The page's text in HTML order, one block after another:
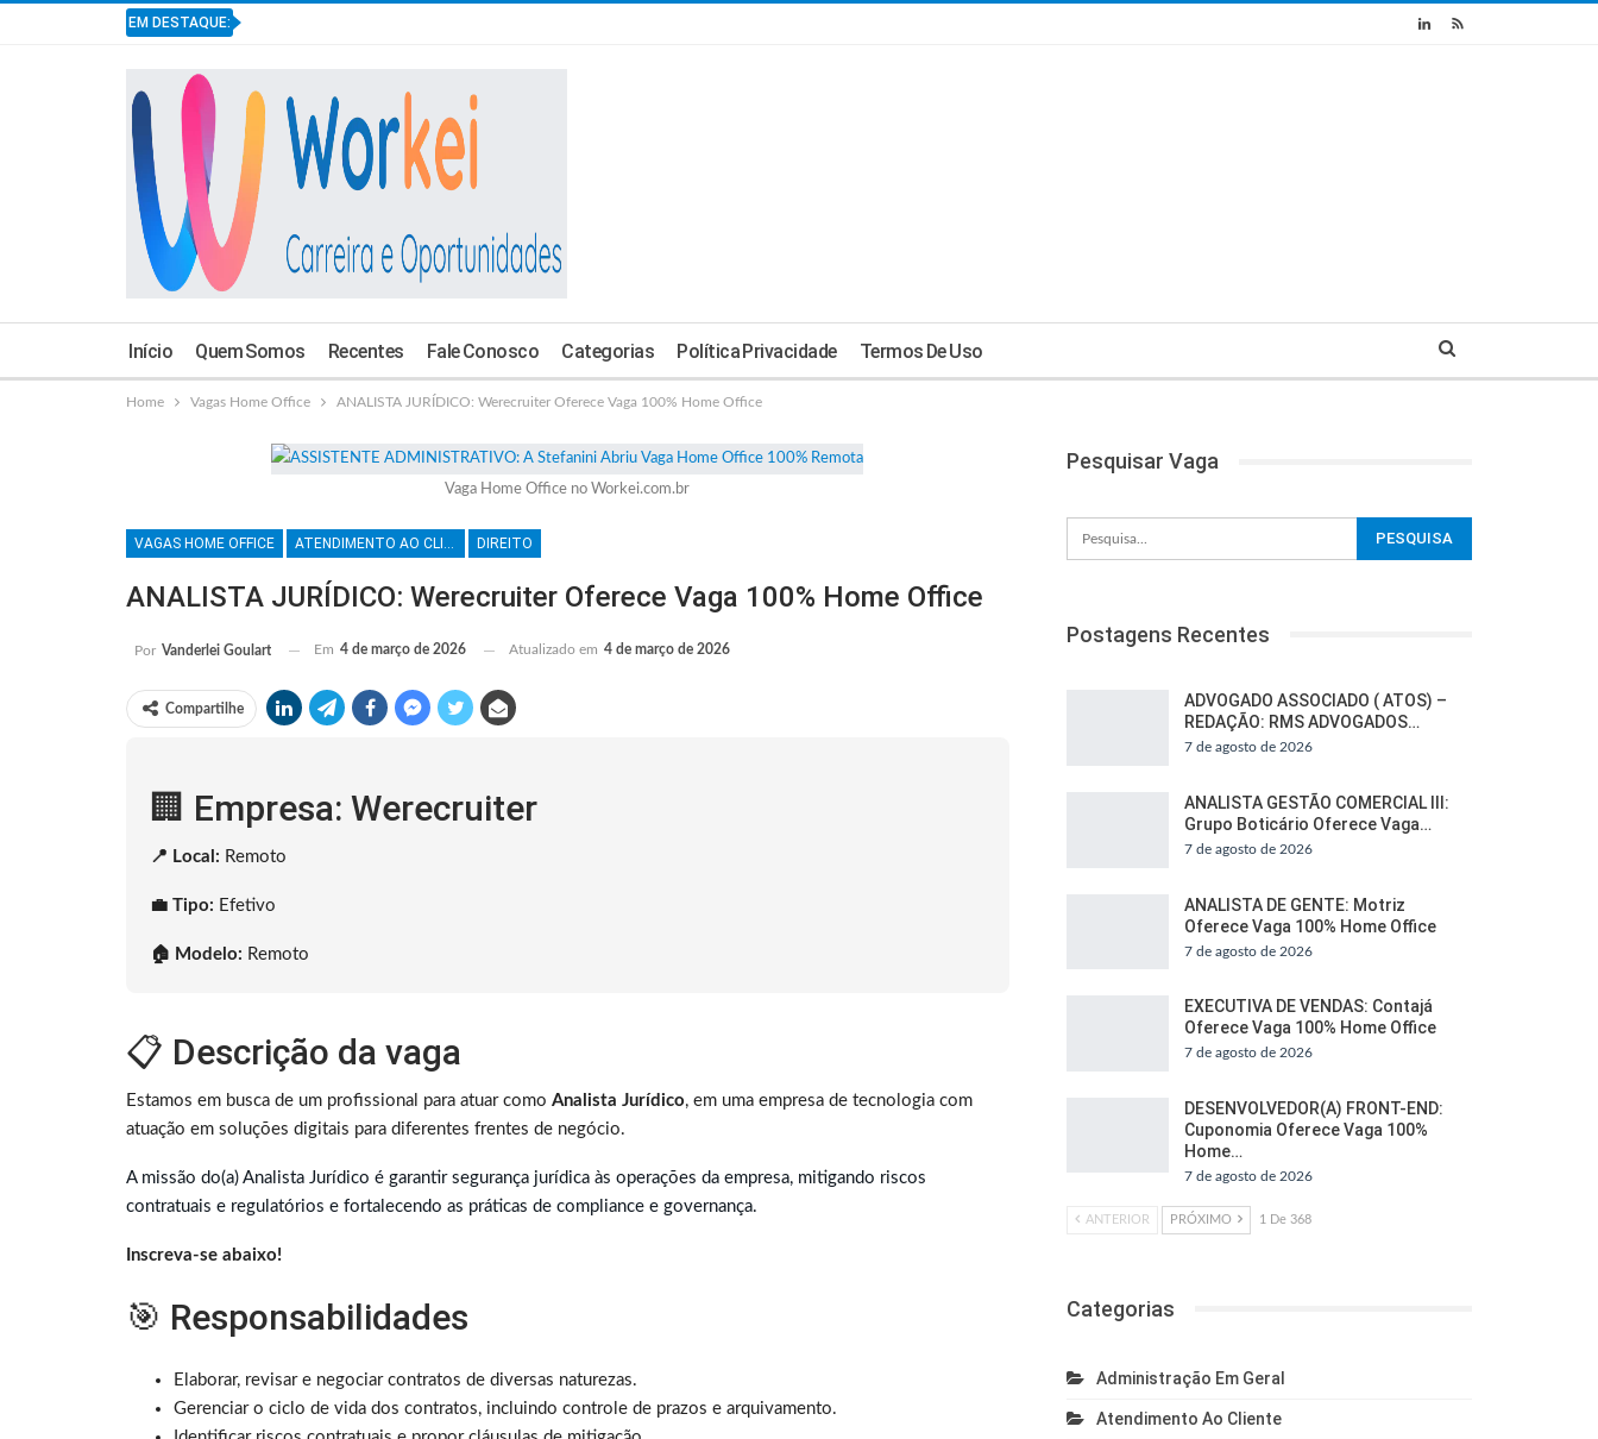
EM DESTAQUE:
Início Quem Somos Recentes Fale Conosco Categorias Política Privacidade Termos De Uso
Home Vagas Home Office ANALISTA JURÍDICO: Werecruiter Oferece Vaga 100% Home Office
Vaga Home Office no Workei.com.br
VAGAS HOME OFFICE ATENDIMENTO AO CLIENTE DIREITO
ANALISTA JURÍDICO: Werecruiter Oferece Vaga 100% Home Office
Por Vanderlei Goulart Em 4 de março de 2026 Atualizado em 4 de março de 2026
Compartilhe
🏢 Empresa: Werecruiter
📍 Local: Remoto
💼 Tipo: Efetivo
🏠 Modelo: Remoto
📋 Descrição da vaga
Estamos em busca de um profissional para atuar como Analista Jurídico, em uma empresa de tecnologia com
atuação em soluções digitais para diferentes frentes de negócio.
A missão do(a) Analista Jurídico é garantir segurança jurídica às operações da empresa, mitigando riscos
contratuais e regulatórios e fortalecendo as práticas de compliance e governança.
Inscreva-se abaixo!
🎯 Responsabilidades
Elaborar, revisar e negociar contratos de diversas naturezas.
Gerenciar o ciclo de vida dos contratos, incluindo controle de prazos e arquivamento.
Pesquisar Vaga
Postagens Recentes
ADVOGADO ASSOCIADO ( ATOS) –
REDAÇÃO: RMS ADVOGADOS…
7 de agosto de 2026
ANALISTA GESTÃO COMERCIAL III:
Grupo Boticário Oferece Vaga…
7 de agosto de 2026
ANALISTA DE GENTE: Motriz
Oferece Vaga 100% Home Office
7 de agosto de 2026
EXECUTIVA DE VENDAS: Contajá
Oferece Vaga 100% Home Office
7 de agosto de 2026
DESENVOLVEDOR(A) FRONT-END:
Cuponomia Oferece Vaga 100%
Home…
7 de agosto de 2026
ANTERIOR PRÓXIMO 1 De 368
Categorias
Administração Em Geral
Atendimento Ao Cliente